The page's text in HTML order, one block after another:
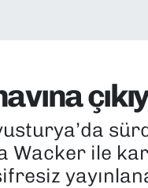
Wacker ile